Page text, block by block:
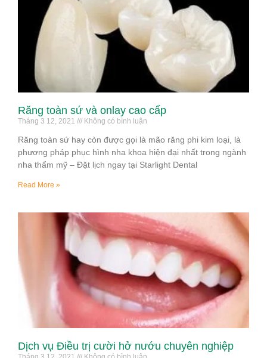
Răng toàn sứ và onlay cao cấp
Tháng 3 12, 2021 Không có bình luận
Răng toàn sứ hay còn được gọi là mão răng phi kim loại, là
phương pháp phục hình nha khoa hiện đại nhất trong ngành
nha thẩm mỹ – Đặt lịch ngay tại Starlight Dental
Read More »
Dịch vụ Điều trị cười hở nướu chuyên nghiệp